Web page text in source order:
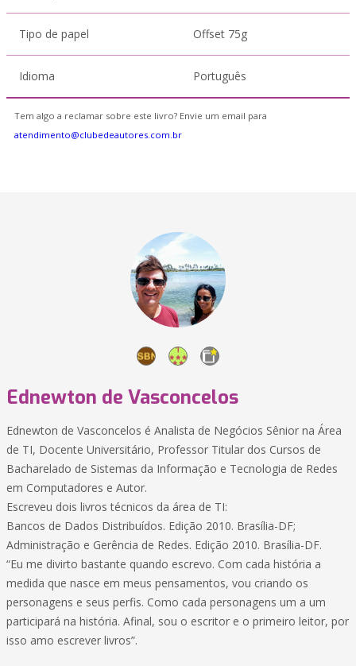
Tipo de papel Offset 75g
Idioma Português
Tem algo a reclamar sobre este livro? Envie um email para
atendimento@clubedeautores.com.br
Ednewton de Vasconcelos
Ednewton de Vasconcelos é Analista de Negócios Sênior na Área
de TI, Docente Universitário, Professor Titular dos Cursos de
Bacharelado de Sistemas da Informação e Tecnologia de Redes
em Computadores e Autor.
Escreveu dois livros técnicos da área de TI:
Bancos de Dados Distribuídos. Edição 2010. Brasília-DF;
Administração e Gerência de Redes. Edição 2010. Brasília-DF.
“Eu me divirto bastante quando escrevo. Com cada história a
medida que nasce em meus pensamentos, vou criando os
personagens e seus perfis. Como cada personagens um a um
participará na história. Afinal, sou o escritor e o primeiro leitor, por
isso amo escrever livros”.